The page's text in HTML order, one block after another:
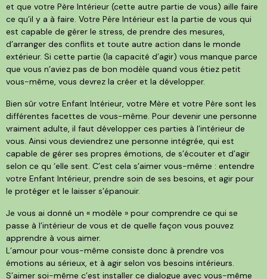
et que votre Père Intérieur (cette autre partie de vous) aille faire
ce qu’il y a à faire. Votre Père Intérieur est la partie de vous qui
est capable de gérer le stress, de prendre des mesures,
d’arranger des conflits et toute autre action dans le monde
extérieur. Si cette partie (la capacité d’agir) vous manque parce
que vous n’aviez pas de bon modèle quand vous étiez petit
vous-même, vous devrez la créer et la développer.
Bien sûr votre Enfant Intérieur, votre Mère et votre Père sont les
différentes facettes de vous-même. Pour devenir une personne
vraiment adulte, il faut développer ces parties à l’intérieur de
vous. Ainsi vous deviendrez une personne intégrée, qui est
capable de gérer ses propres émotions, de s’écouter et d’agir
selon ce qu ‘elle sent. C’est cela s’aimer vous-même : entendre
votre Enfant Intérieur, prendre soin de ses besoins, et agir pour
le protéger et le laisser s’épanouir.
Je vous ai donné un « modèle » pour comprendre ce qui se
passe à l’intérieur de vous et de quelle façon vous pouvez
apprendre à vous aimer.
L’amour pour vous-même consiste donc à prendre vos
émotions au sérieux, et à agir selon vos besoins intérieurs.
S’aimer soi-même c’est installer ce dialogue avec vous-même